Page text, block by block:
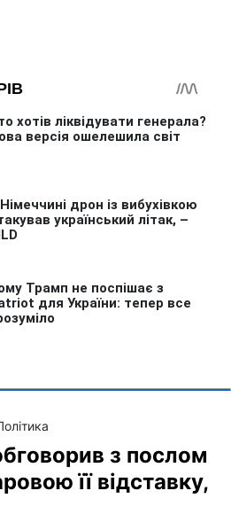
з послом
її відставку,